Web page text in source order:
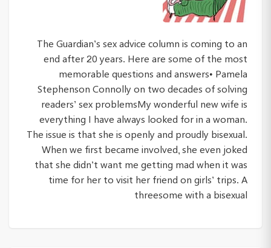
The Guardian’s sex advice column is coming to an
end after 20 years. Here are some of the most
memorable questions and answers• Pamela
Stephenson Connolly on two decades of solving
readers’ sex problemsMy wonderful new wife is
everything I have always looked for in a woman.
The issue is that she is openly and proudly bisexual.
When we first became involved, she even joked
that she didn’t want me getting mad when it was
time for her to visit her friend on girls’ trips. A
threesome with a bisexual